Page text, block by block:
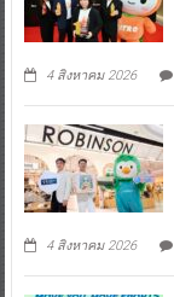
4 สิงหาคม 2026
4 สิงหาคม 2026